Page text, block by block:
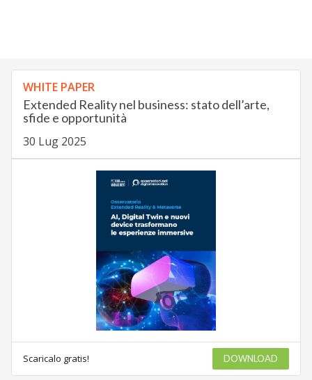
WHITE PAPER
Extended Reality nel business: stato dell’arte,
sfide e opportunità
30 Lug 2025
Scaricalo gratis! DOWNLOAD